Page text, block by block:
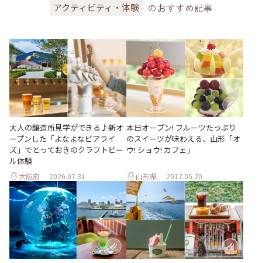
アクティビティ・体験 のおすすめ記事
大人の醸造所見学ができる♪新オ
ープンした「よなよなビアライ
ズ」でとっておきのクラフトビー
ル体験
大阪府 2026.07.31
本日オープン! フルーツたっぷり
のスイーツが味わえる、山形「オ
ウ! ショウ! カフェ」
山形県 2017.05.20